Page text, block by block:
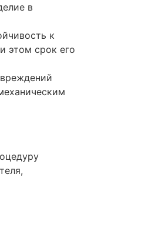
в
к
этом срок его